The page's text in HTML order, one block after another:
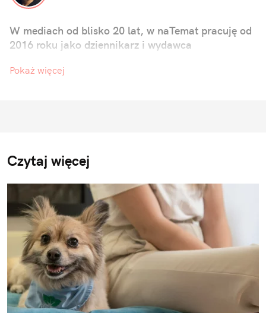
W mediach od blisko 20 lat, w naTemat pracuję od
2016 roku jako dziennikarz i wydawca
Pokaż więcej
Czytaj więcej